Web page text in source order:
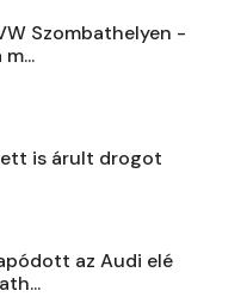
Szombathelyen -
is árult drogot
az Audi elé